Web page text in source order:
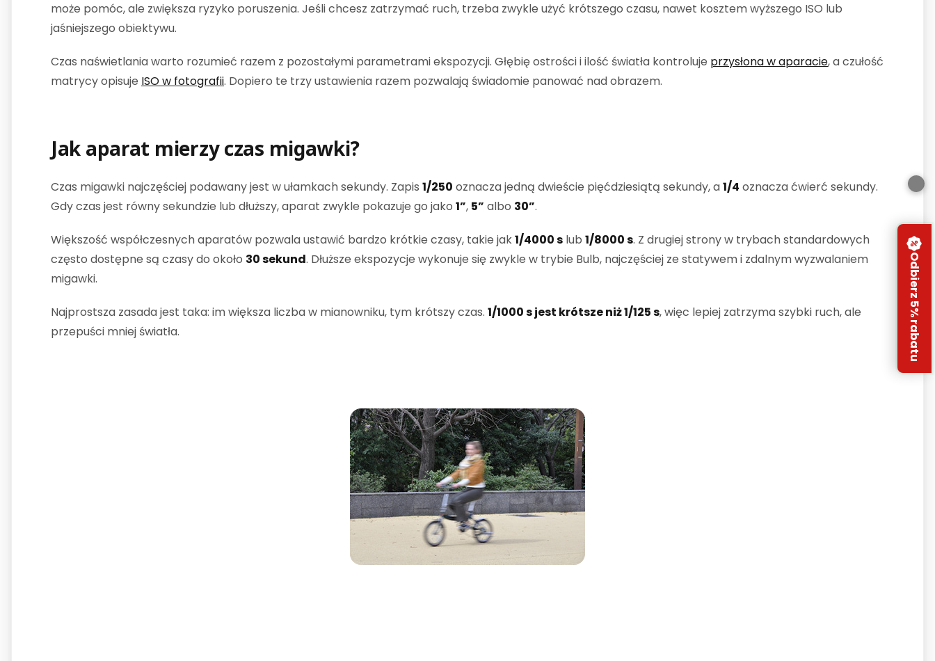
może pomóc, ale zwiększa ryzyko poruszenia. Jeśli chcesz zatrzymać ruch, trzeba zwykle użyć krótszego czasu, nawet kosztem wyższego ISO lub
jaśniejszego obiektywu.
Czas naświetlania warto rozumieć razem z pozostałymi parametrami ekspozycji. Głębię ostrości i ilość światła kontroluje przysłona w aparacie, a czułość
matrycy opisuje ISO w fotografii. Dopiero te trzy ustawienia razem pozwalają świadomie panować nad obrazem.
Jak aparat mierzy czas migawki?
Czas migawki najczęściej podawany jest w ułamkach sekundy. Zapis 1/250 oznacza jedną dwieście pięćdziesiątą sekundy, a1/4 oznacza ćwierć sekundy.
Gdy czas jest równy sekundzie lub dłuższy, aparat zwykle pokazuje go jako 1”, 5” albo 30”.
Większość współczesnych aparatów pozwala ustawić bardzo krótkie czasy, takie jak1/4000 s lub 1/8000 s. Z drugiej strony w trybach standardowych
często dostępne są czasy do około 30 sekund. Dłuższe ekspozycje wykonuje się zwykle w trybie Bulb, najczęściej ze statywem i zdalnym wyzwalaniem
migawki.
Najprostsza zasada jest taka: im większa liczba w mianowniku, tym krótszy czas. 1/1000 s jest krótsze niż 1/125 s, więc lepiej zatrzyma szybki ruch, ale
przepuści mniej światła.
Odbierz 5% rabatu